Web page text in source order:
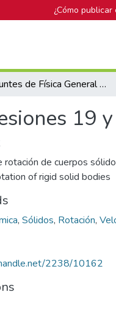
¿Cómo
Apuntes de Física General I, sesiones 19 y 20
19
rotación de cuerpos
of rigid solid bodies
, Sólidos, Rotación,
2238/10162